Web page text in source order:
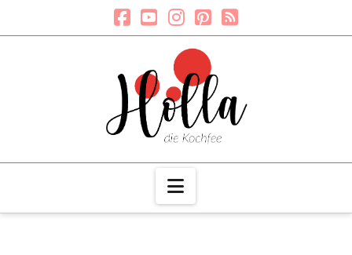
Navigation